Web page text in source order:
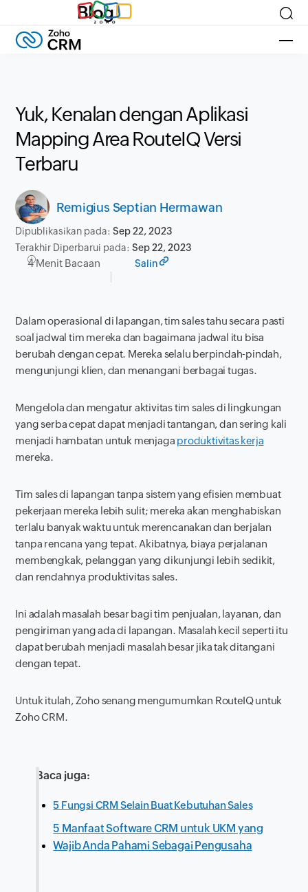
Blog
Yuk, Kenalan dengan Aplikasi
Mapping Area RouteIQ Versi
Terbaru
Remigius Septian Hermawan
Dipublikasikan pada:Sep 22, 2023
Terakhir Diperbarui pada:Sep 22, 2023
4 Menit Bacaan Salin
Dalam operasional di lapangan, tim sales tahu secara pasti
soal jadwal tim mereka dan bagaimana jadwal itu bisa
berubah dengan cepat. Mereka selalu berpindah-pindah,
mengunjungi klien, dan menangani berbagai tugas.
Mengelola dan mengatur aktivitas tim sales di lingkungan
yang serba cepat dapat menjadi tantangan, dan sering kali
menjadi hambatan untuk menjaga produktivitas kerja
mereka.
Tim sales di lapangan tanpa sistem yang efisien membuat
pekerjaan mereka lebih sulit; mereka akan menghabiskan
terlalu banyak waktu untuk merencanakan dan berjalan
tanpa rencana yang tepat. Akibatnya, biaya perjalanan
membengkak, pelanggan yang dikunjungi lebih sedikit,
dan rendahnya produktivitas sales.
Ini adalah masalah besar bagi tim penjualan, layanan, dan
pengiriman yang ada di lapangan. Masalah kecil seperti itu
dapat berubah menjadi masalah besar jika tak ditangani
dengan tepat.
Untuk itulah, Zoho senang mengumumkan RouteIQ untuk
Zoho CRM.
Baca juga:
5 Fungsi CRM Selain Buat Kebutuhan Sales
5 Manfaat Software CRM untuk UKM yang
Wajib Anda Pahami Sebagai Pengusaha